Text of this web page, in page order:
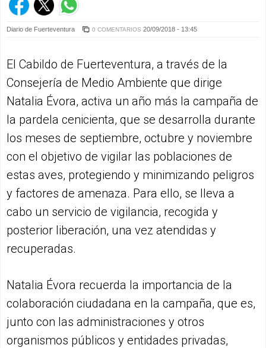
Diario de Fuerteventura 0 COMENTARIOS 20/09/2018 - 13:45
El Cabildo de Fuerteventura, a través de la
Consejería de Medio Ambiente que dirige
Natalia Évora, activa un año más la campaña de
la pardela cenicienta, que se desarrolla durante
los meses de septiembre, octubre y noviembre
con el objetivo de vigilar las poblaciones de
estas aves, protegiendo y minimizando peligros
y factores de amenaza. Para ello, se lleva a
cabo un servicio de vigilancia, recogida y
posterior liberación, una vez atendidas y
recuperadas.
Natalia Évora recuerda la importancia de la
colaboración ciudadana en la campaña, que es,
junto con las administraciones y otros
organismos públicos y entidades privadas,